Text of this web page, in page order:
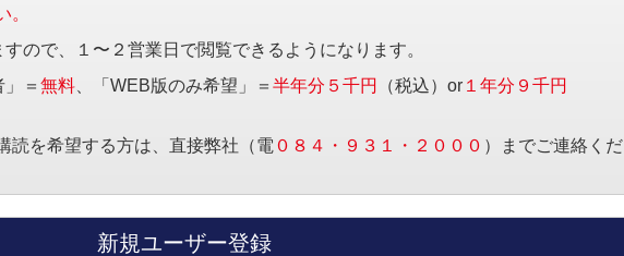
。
ので、１〜２営業日で閲覧できるようになります。
＝ 無料 、「WEB版のみ希望」＝ 半年分５千円 （税込）or １年分９千円
を希望する方は、直接弊社（電 ０８４・９３１・２０００ ）までご連絡くだ
新規ユーザー登録